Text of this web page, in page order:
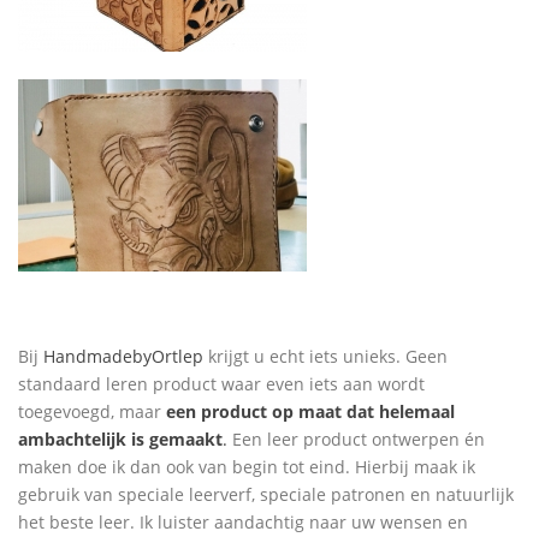
Bij HandmadebyOrtlep krijgt u echt iets unieks. Geen
standaard leren product waar even iets aan wordt
toegevoegd, maar een product op maat dat helemaal
ambachtelijk is gemaakt. Een leer product ontwerpen én
maken doe ik dan ook van begin tot eind. Hierbij maak ik
gebruik van speciale leerverf, speciale patronen en natuurlijk
het beste leer. Ik luister aandachtig naar uw wensen en